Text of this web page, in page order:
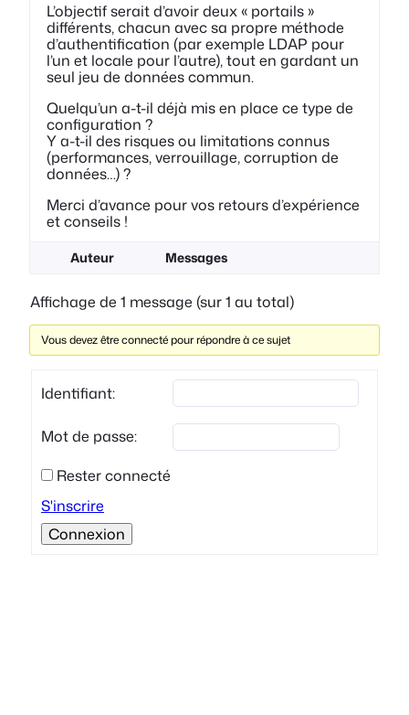
L’objectif serait d’avoir deux « portails »
différents, chacun avec sa propre méthode
d’authentification (par exemple LDAP pour
l’un et locale pour l’autre), tout en gardant un
seul jeu de données commun.
Quelqu’un a-t-il déjà mis en place ce type de
configuration ?
Y a-t-il des risques ou limitations connus
(performances, verrouillage, corruption de
données…) ?
Merci d’avance pour vos retours d’expérience
et conseils !
Auteur Messages
Affichage de 1 message (sur 1 au total)
Vous devez être connecté pour répondre à ce sujet
Identifiant:
Mot de passe:
Rester connecté
S'inscrire
Connexion